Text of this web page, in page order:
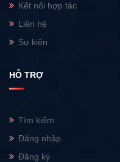
Kết nối hợp tác
Liên hệ
Sự kiện
HỖ TRỢ
Tìm kiếm
Đăng nhập
Đăng ký